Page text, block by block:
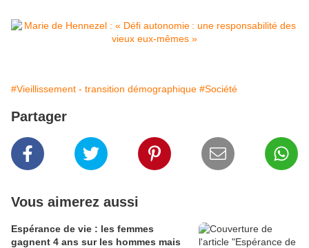
#Vieillissement - transition démographique #Société
Partager
Vous aimerez aussi
Espérance de vie : les femmes
gagnent 4 ans sur les hommes mais